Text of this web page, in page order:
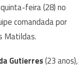
feira (28) no
comandada por
Matildas.
Gutierres(23 anos),